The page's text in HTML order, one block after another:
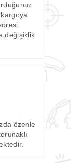
değişiklik
özenle